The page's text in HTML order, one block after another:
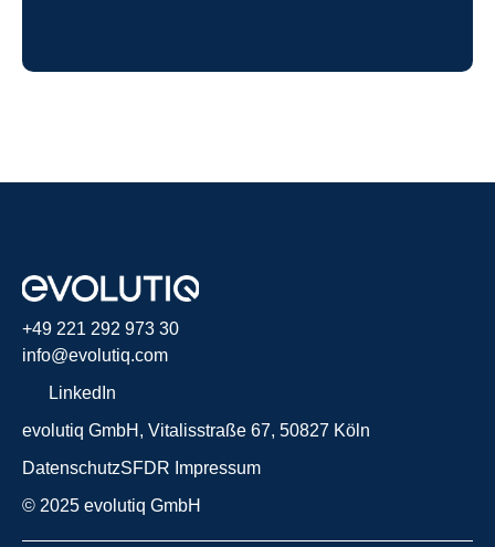
+49 221 292 973 30
info@evolutiq.com
LinkedIn
evolutiq GmbH, Vitalisstraße 67, 50827 Köln
© 2025 evolutiq GmbH
DatenschutzSFDR Impressum